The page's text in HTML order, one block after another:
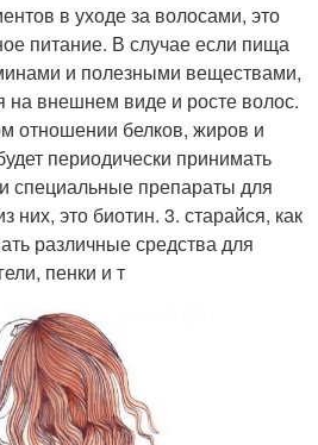
в уходе за волосами, это
питание. В случае если пища
и полезными веществами,
на внешнем виде и росте волос.
отношении белков, жиров и
периодически принимать
специальные препараты для
них, это биотин. 3. старайся, как
различные средства для
пенки и т